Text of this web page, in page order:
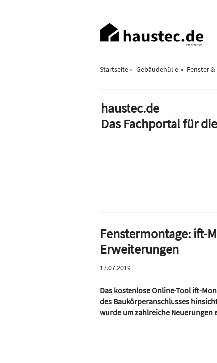
Haupt-
Navigation
Startseite Gebäudehülle
Fenster
haustec.de
Das Fachportal für
Fenstermontage: ift-
Erweiterungen
17.07.2019
Das kostenlose Online-Tool ift-
des Baukörperanschlusses
wurde um zahlreiche Neuerungen